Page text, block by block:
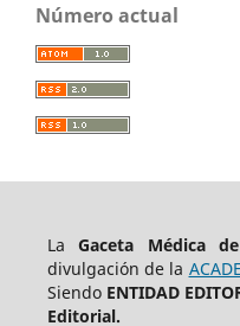
Número actual
LaGaceta Médica
divulgación de la
Siendo ENTIDAD
Editorial.